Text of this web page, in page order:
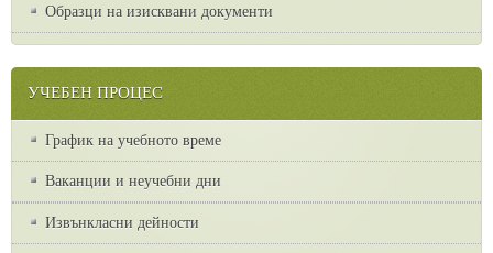
Образци на изисквани документи
УЧЕБЕН ПРОЦЕС
График на учебното време
Ваканции и неучебни дни
Извънкласни дейности